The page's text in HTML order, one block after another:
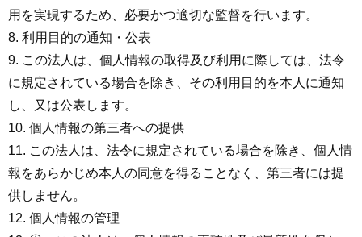
用を実現するため、必要かつ適切な監督を行います。
利用目的の通知・公表
この法人は、個人情報の取得及び利用に際しては、法令
に規定されている場合を除き、その利用目的を本人に通知
し、又は公表します。
個人情報の第三者への提供
この法人は、法令に規定されている場合を除き、個人情
報をあらかじめ本人の同意を得ることなく、第三者には提
供しません。
個人情報の管理